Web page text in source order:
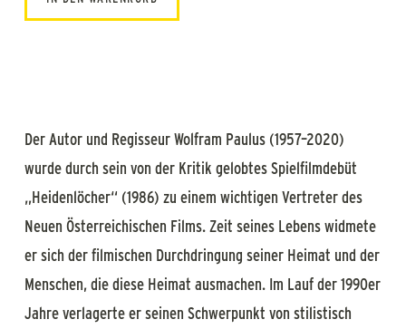
Der Autor und Regisseur Wolfram Paulus (1957–2020)
wurde durch sein von der Kritik gelobtes Spielfilmdebüt
„Heidenlöcher“ (1986) zu einem wichtigen Vertreter des
Neuen Österreichischen Films. Zeit seines Lebens widmete
er sich der filmischen Durchdringung seiner Heimat und der
Menschen, die diese Heimat ausmachen. Im Lauf der 1990er
Jahre verlagerte er seinen Schwerpunkt von stilistisch